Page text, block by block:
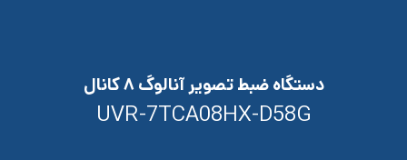
دستگاه ضبط تصویر آنالوگ ۸ کانال
UVR-7TCA08HX-D58G